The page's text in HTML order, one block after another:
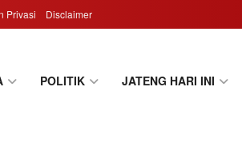
Privasi Disclaimer
POLITIK JATENG HARI INI